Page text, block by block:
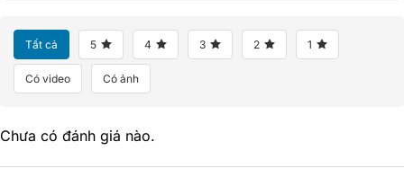
Tất cả 5 4 3 2 1
Có video Có ảnh
Chưa có đánh giá nào.